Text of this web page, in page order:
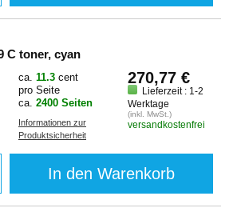
C toner, cyan
ca. 11.3 cent
pro Seite
ca. 2400 Seiten
Informationen zur
Produktsicherheit
270,77 €
Lieferzeit : 1-2
Werktage
(inkl. MwSt.)
versandkostenfrei
In den Warenkorb